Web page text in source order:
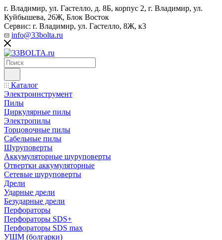
г. Владимир, ул. Гастелло, д. 8Б, корпус 2, г. Владимир, ул. ​
Куйбышева, 26Ж, Блок Восток
Сервис: г. Владимир, ул. Гастелло, 8Ж, к3
info@33bolta.ru
Каталог
Электроинструмент
Пилы
Циркулярные пилы
Электропилы
Торцовочные пилы
Сабельные пилы
Шуруповерты
Аккумуляторные шуруповерты
Отвертки аккумуляторные
Сетевые шуруповерты
Дрели
Ударные дрели
Безударные дрели
Перфораторы
Перфораторы SDS+
Перфораторы SDS max
УШМ (болгарки)